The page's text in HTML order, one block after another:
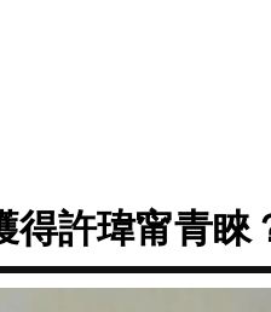
得許瑋甯青睞